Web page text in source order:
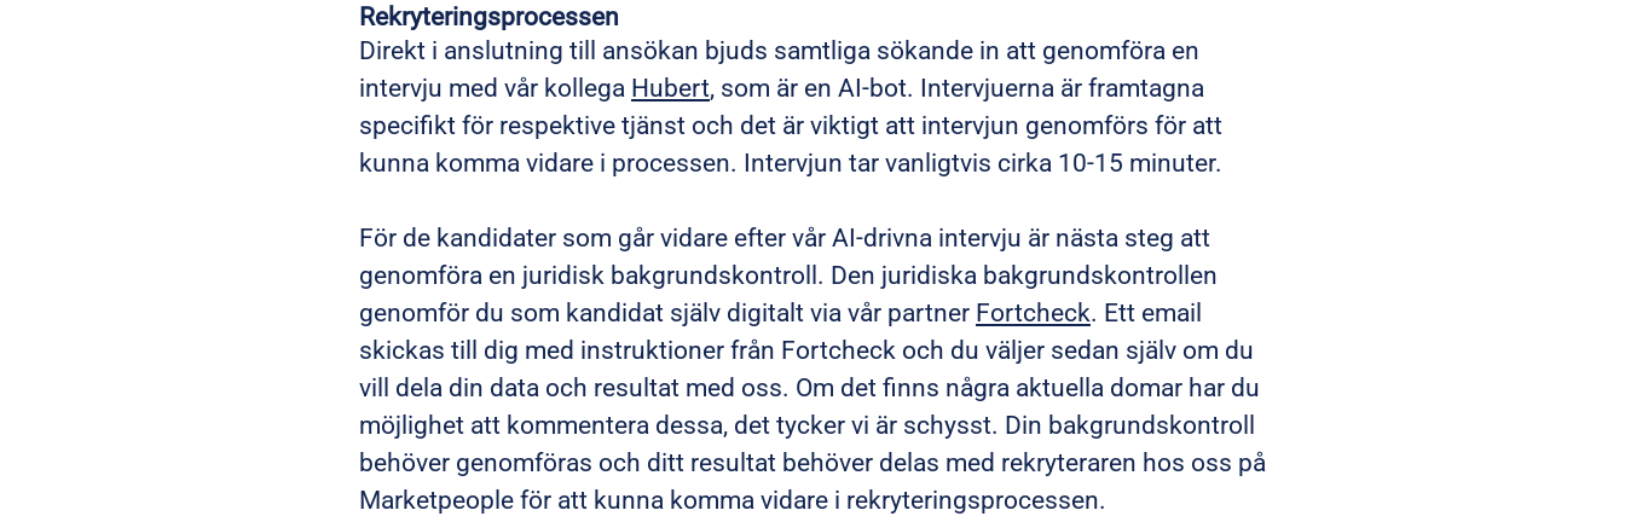
Rekryteringsprocessen
Direkt i anslutning till ansökan bjuds samtliga sökande in att genomföra en
intervju med vår kollega Hubert, som är en AI-bot. Intervjuerna är framtagna
specifikt för respektive tjänst och det är viktigt att intervjun genomförs för att
kunna komma vidare i processen. Intervjun tar vanligtvis cirka 10-15 minuter.
För de kandidater som går vidare efter vår AI-drivna intervju är nästa steg att
genomföra en juridisk bakgrundskontroll. Den juridiska bakgrundskontrollen
genomför du som kandidat själv digitalt via vår partner Fortcheck. Ett email
skickas till dig med instruktioner från Fortcheck och du väljer sedan själv om du
vill dela din data och resultat med oss. Om det finns några aktuella domar har du
möjlighet att kommentera dessa, det tycker vi är schysst. Din bakgrundskontroll
behöver genomföras och ditt resultat behöver delas med rekryteraren hos oss på
Marketpeople för att kunna komma vidare i rekryteringsprocessen.